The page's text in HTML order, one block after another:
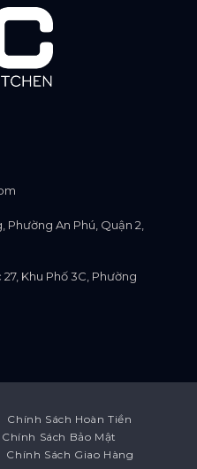
An Phú, Quận 2,
Khu Phố 3C, Phường
Chính Sách Hoàn Tiền
Chính Sách Bảo Mật
Chính Sách Giao Hàng